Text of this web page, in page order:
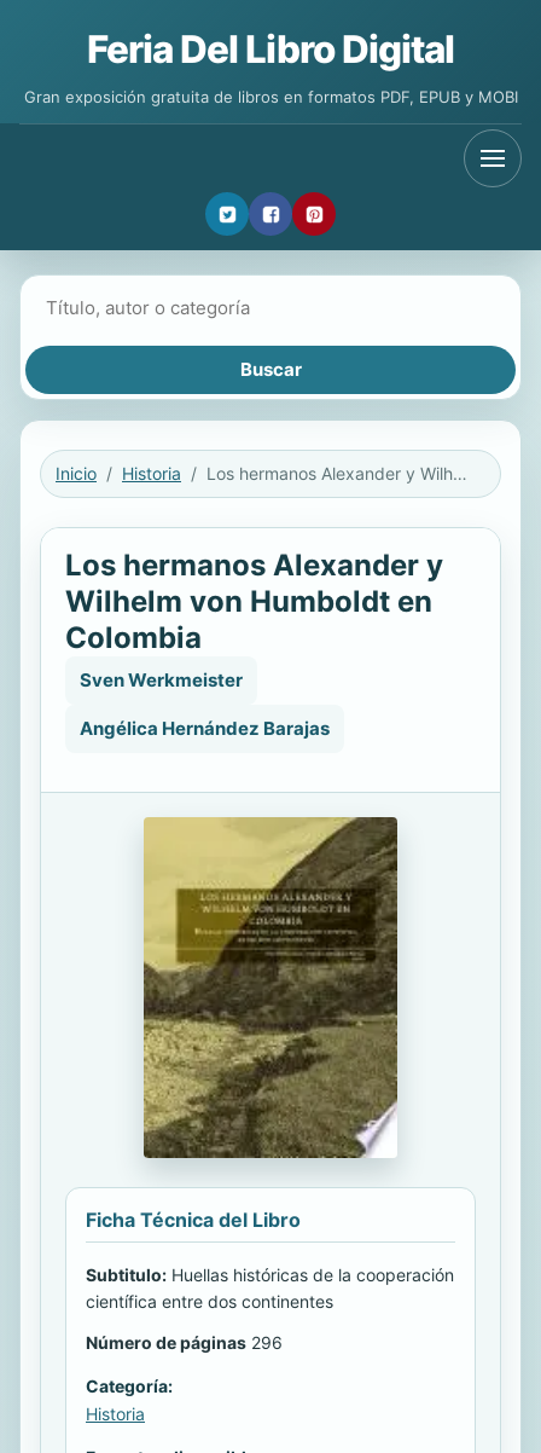
Feria Del Libro Digital
Gran exposición gratuita de libros en formatos PDF, EPUB y MOBI
Inicio Historia Los hermanos Alexander y Wilhelm von Humboldt en Colombia
Los hermanos Alexander y
Wilhelm von Humboldt en
Colombia
Sven Werkmeister
Angélica Hernández Barajas
Ficha Técnica del Libro
Subtitulo: Huellas históricas de la cooperación
científica entre dos continentes
Número de páginas 296
Categoría:
Historia